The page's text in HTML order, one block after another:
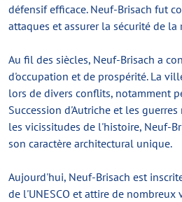
défensif efficace. Neuf-Brisach fut
attaques et assurer la sécurité de la
Au fil des siècles, Neuf-Brisach a
d'occupation et de prospérité. La
lors de divers conflits, notamment
Succession d'Autriche et les
les vicissitudes de l'histoire, Neuf-
son caractère architectural unique.
Aujourd'hui, Neuf-Brisach est
de l'UNESCO et attire de nombreux